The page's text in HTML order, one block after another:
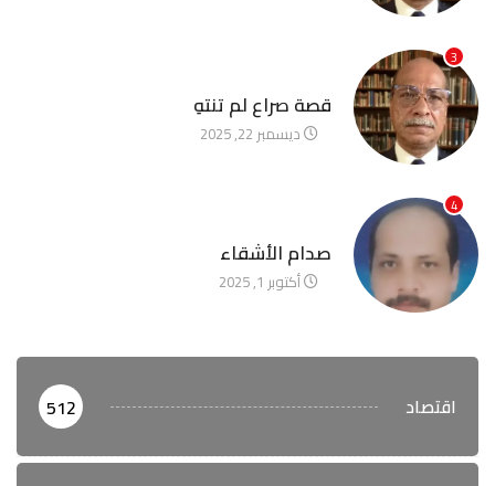
3
قصة صراع لم تنتهِ
ديسمبر 22, 2025
4
صدام الأشقاء
أكتوبر 1, 2025
اقتصاد 512